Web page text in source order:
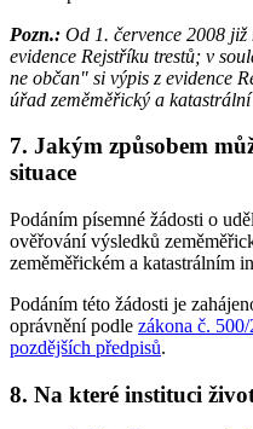
Pozn.: Od 1. července 2008
evidence Rejstříku trestů; v
ne občan" si výpis z evidence
úřad zeměměřický a katastrální
7. Jakým způsobem
situace
Podáním písemné žádosti o
ověřování výsledků
zeměměřickém a katastrálním
Podáním této žádosti je
oprávnění podle zákona č.
pozdějších předpisů.
8. Na které instituci